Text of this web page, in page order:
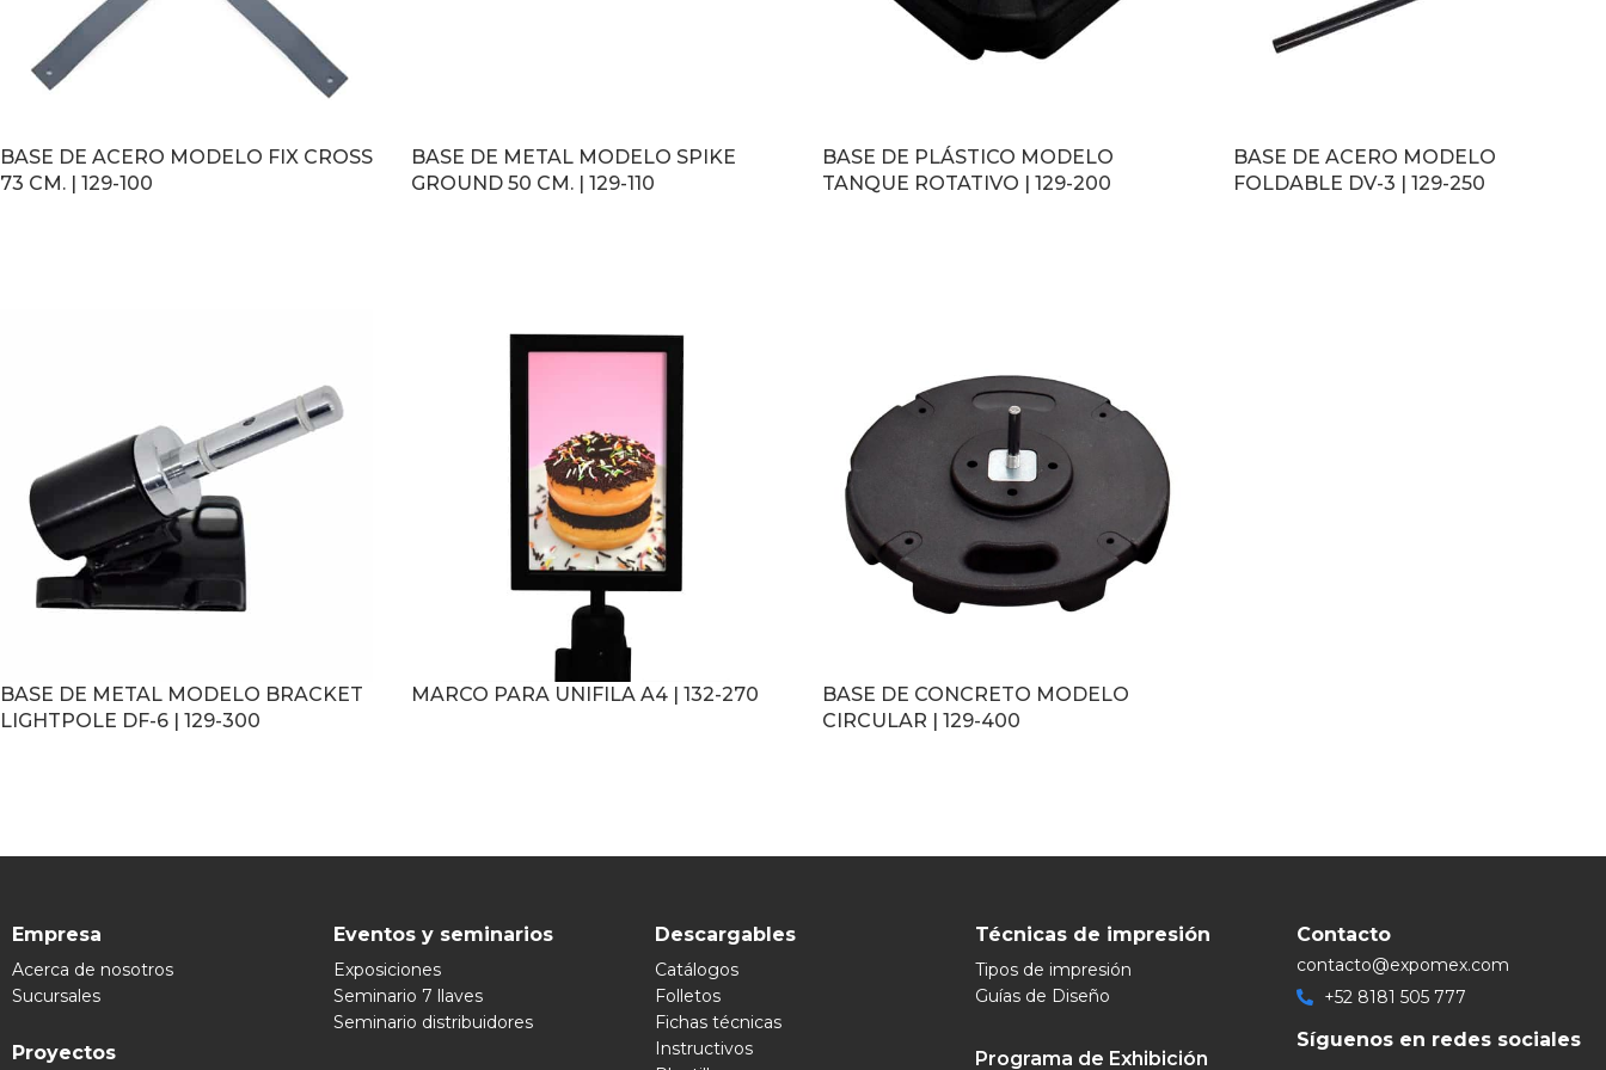
BASE DE ACERO MODELO FIX CROSS
73 CM. | 129-100
BASE DE METAL MODELO SPIKE
GROUND 50 CM. | 129-110
BASE DE PLÁSTICO MODELO
TANQUE ROTATIVO | 129-200
BASE DE ACERO MODELO
FOLDABLE DV-3 | 129-250
BASE DE METAL MODELO BRACKET
LIGHTPOLE DF-6 | 129-300
MARCO PARA UNIFILA A4 | 132-270
BASE DE CONCRETO MODELO
CIRCULAR | 129-400
Empresa
Acerca de nosotros
Sucursales
Proyectos
Eventos y seminarios
Exposiciones
Seminario 7 llaves
Seminario distribuidores
Descargables
Catálogos
Folletos
Fichas técnicas
Instructivos
Técnicas de impresión
Tipos de impresión
Guías de Diseño
Programa de Exhibición
Contacto
contacto@expomex.com
+52 8181 505 777
Síguenos en redes sociales